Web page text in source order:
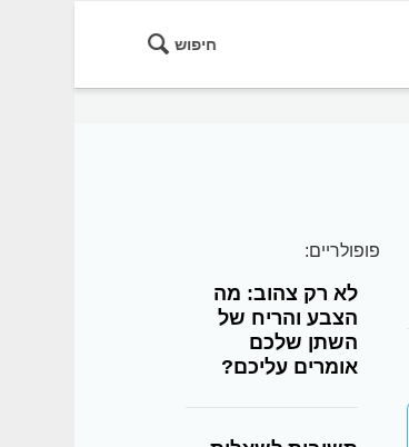
חיפוש
פופולריים:
לא רק צהוב: מה
הצבע והריח של
השתן שלכם
אומרים עליכם?